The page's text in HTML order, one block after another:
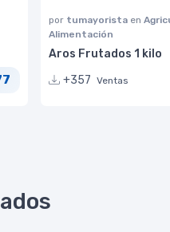
por tumayorista en
Alimentación
Aros Frutados 1 kilo
+357 Ventas